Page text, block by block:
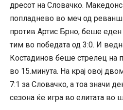
дресот на Словачко.
попладнево во меч од реванш
против Артис Брно, беше еден
тим во победата од 3:0. И
Костадинов беше стрелец на
во 15.минута. На крај овој
7:1 за Словачко, а тоа значи
сезона ќе игра во елитата во